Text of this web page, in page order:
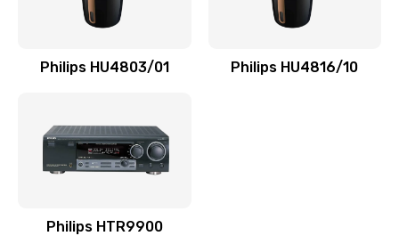
Замена микросхемы NFC
Ремонт или замена флоуметра
Philips HU4803/01 Philips HU4816/10
Philips HTR9900